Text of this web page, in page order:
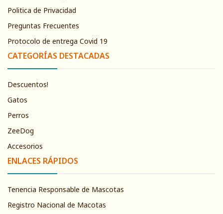
Politica de Privacidad
Preguntas Frecuentes
Protocolo de entrega Covid 19
CATEGORÍAS DESTACADAS
Descuentos!
Gatos
Perros
ZeeDog
Accesorios
ENLACES RÁPIDOS
Tenencia Responsable de Mascotas
Registro Nacional de Macotas